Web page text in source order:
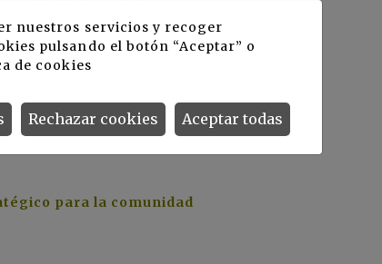
inversión, pues se trata
De esta forma, se amortiza
para la comunidad
nuestros servicios y recoger
pulsando el botón “Aceptar” o
de cookies
Aceptar todas
Rechazar cookies